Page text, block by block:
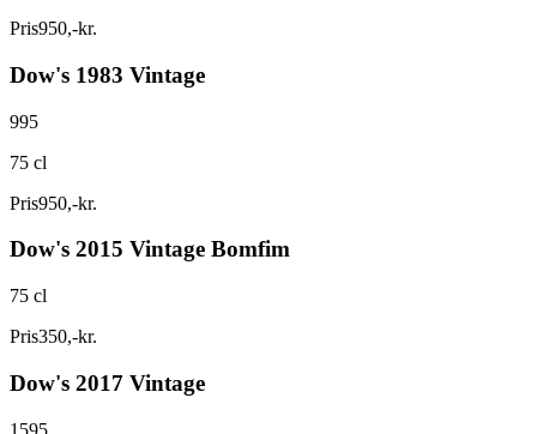
Pris950,-kr.
Dow's 1983 Vintage
995
75 cl
Pris950,-kr.
Dow's 2015 Vintage Bomfim
75 cl
Pris350,-kr.
Dow's 2017 Vintage
1595